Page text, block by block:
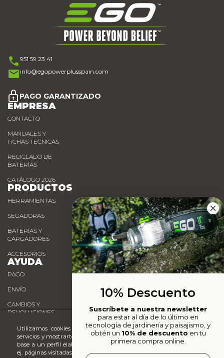
Utilizamos cookies propias y de terceros para analizar nuestros
servicios y mostrarte publicidad relacionada con tus preferencias en
base a un perfil elaborado a partir de tus hábitos de navegación (p.
ej. páginas visitadas). Puedes obtener más información y configurar
951 59 23 41
info@egopowerplusspain.com
PAGO GARANTIZADO
EMPRESA
CONTACTO
MANUALES Y
FICHAS TÉCNICAS
RECICLADO DE
BATERÍAS
CATÁLOGO 2026
PRODUCTOS
HERRAMIENTAS
SEGADORAS
BATERÍAS Y
CARGADORES
ACCESORIOS
AYUDA
PAGO
ENVÍO
CAMBIOS Y
DEVOLUCIONES
PUNTOS DE VENTA
10% Descuento
Suscríbete a nuestra newsletter
para estar al día de lo último en
tecnología de jardinería y paisajismo, y
obtén un 10% de descuento en tu
primera compra online.